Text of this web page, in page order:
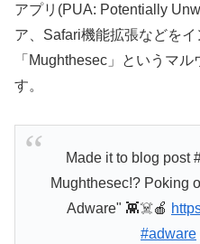
アプリ(PUA: Potentially
ア、Safari機能拡張などを
「Mughthesec」というマ
す。
Made it to blog post
Mughthesec!? Poking
Adware" 👾☠️🍎
#adware